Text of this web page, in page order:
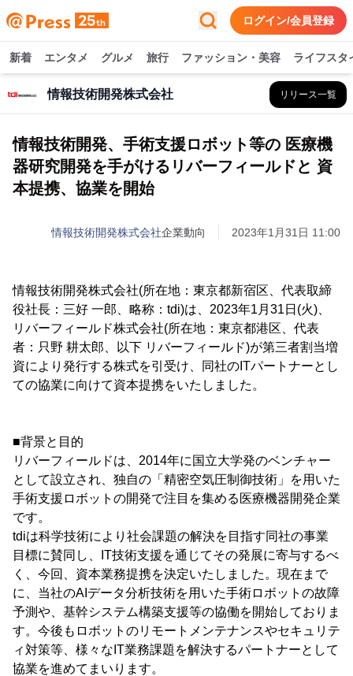
ログイン/会員登録
新着 エンタメ グルメ 旅行 ファッション・美容 ライフスタ
情報技術開発株式会社 リリース一覧
情報技術開発、手術支援ロボット等の 医療機
器研究開発を手がけるリバーフィールドと 資
本提携、協業を開始
情報技術開発株式会社企業動向 2023年1月31日 11:00
情報技術開発株式会社(所在地：東京都新宿区、代表取締
役社長：三好 一郎、略称：tdi)は、2023年1月31日(火)、
リバーフィールド株式会社(所在地：東京都港区、代表
者：只野 耕太郎、以下 リバーフィールド)が第三者割当増
資により発行する株式を引受け、同社のITパートナーとし
ての協業に向けて資本提携をいたしました。
■背景と目的
リバーフィールドは、2014年に国立大学発のベンチャー
として設立され、独自の「精密空気圧制御技術」を用いた
手術支援ロボットの開発で注目を集める医療機器開発企業
です。
tdiは科学技術により社会課題の解決を目指す同社の事業
目標に賛同し、IT技術支援を通じてその発展に寄与するべ
く、今回、資本業務提携を決定いたしました。現在まで
に、当社のAIデータ分析技術を用いた手術ロボットの故障
予測や、基幹システム構築支援等の協働を開始しておりま
す。今後もロボットのリモートメンテナンスやセキュリテ
ィ対策等、様々なIT業務課題を解決するパートナーとして
協業を進めてまいります。